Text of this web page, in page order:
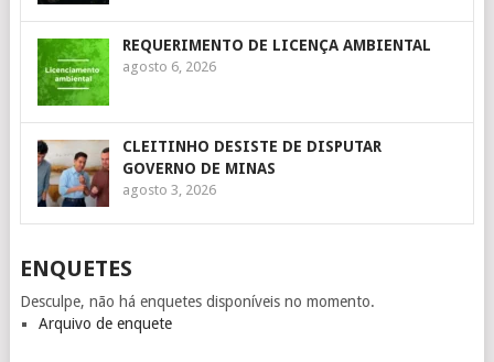
REQUERIMENTO DE LICENÇA AMBIENTAL
agosto 6, 2026
CLEITINHO DESISTE DE DISPUTAR
GOVERNO DE MINAS
agosto 3, 2026
ENQUETES
Desculpe, não há enquetes disponíveis no momento.
Arquivo de enquete